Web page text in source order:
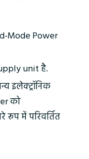
Mode Power
unit है.
इलेक्ट्रॉनिक
को
में परिवर्तित